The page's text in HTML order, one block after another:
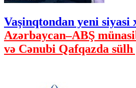
Vaşinqtondan yeni siyasi
Azərbaycan–ABŞ
və Cənubi Qafqazda